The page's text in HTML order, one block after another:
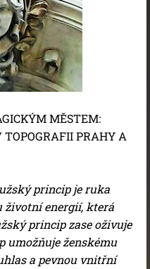
MĚSTEM:
TOPOGRAFII PRAHY A
princip je ruka
životní energií, která
princip zase oživuje
umožňuje ženskému
a pevnou vnitřní